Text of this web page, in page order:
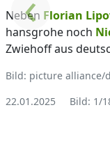
Neben Florian
hansgrohe noch
Zwiehoff aus
Bild: picture alliance/
22.01.2025 Bild: 1/